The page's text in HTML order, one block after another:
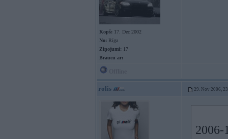
Kopš: 17. Dec 2002
No: Rīga
Ziņojumi: 17
Braucu ar:
rolis 29. Nov 2006,
2006-